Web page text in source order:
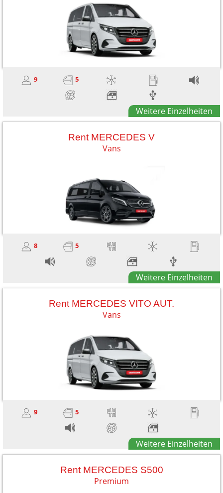
9 5
Weitere Einzelheiten
Rent MERCEDES V
Vans
8 5
Weitere Einzelheiten
Rent MERCEDES VITO AUT.
Vans
9 5
Weitere Einzelheiten
Rent MERCEDES S500
Premium